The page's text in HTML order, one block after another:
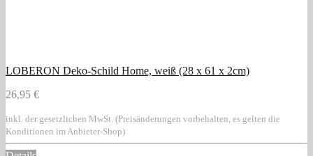
LOBERON Deko-Schild Home, weiß (28 x 61 x 2cm)
26,95 €
inkl. der gesetzlichen MwSt. (Preisänderungen vorbehalten, es gelten die
Konditionen im Anbieter-Shop)